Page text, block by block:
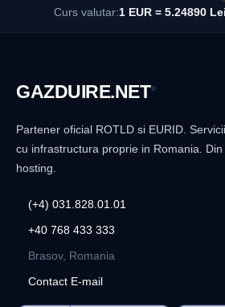
Curs valutar:1 EUR = 5.24890 Lei
GAZDUIRE.NET®
Partener oficial ROTLD si EURID.
cu infrastructura proprie in Romania.
hosting.
(+4) 031.828.01.01
+40 768 433 333
Brasov, Romania
Contact E-mail